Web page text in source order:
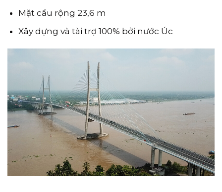
Mặt cầu rộng 23,6 m
Xây dựng và tài trợ 100% bởi nước Úc